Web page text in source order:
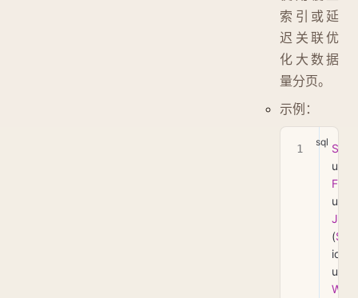
索引或延
迟关联优
化大数据
量分页。
示例：
(
id